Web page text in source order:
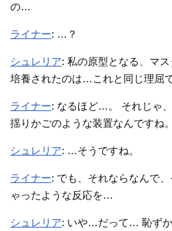
の…
ライナー: …？
シュレリア: 私の原型となる、マ
培養されたのは…これと同じ理屈
ライナー: なるほど…。 それじゃ、
揺りかごのような装置なんですね。
シュレリア: …そうですね。
ライナー: でも、それならなんで
ゃったような反応を…
シュレリア: いや…だって… 恥ず